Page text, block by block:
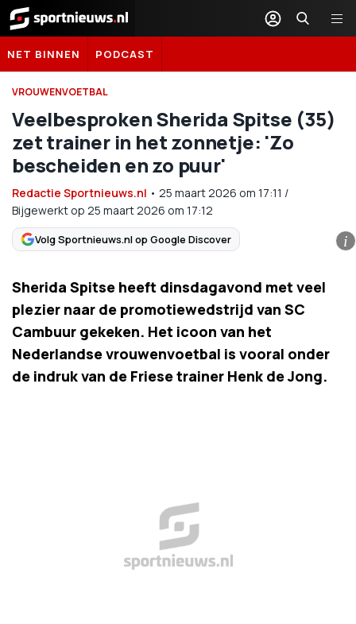
Sportnieuws.nl
NET BINNEN PODCAST
VROUWENVOETBAL
Veelbesproken Sherida Spitse (35)
zet trainer in het zonnetje: 'Zo
bescheiden en zo puur'
Redactie Sportnieuws.nl • 25 maart 2026 om 17:11 /
Bijgewerkt op 25 maart 2026 om 17:12
Volg Sportnieuws.nl op Google Discover i
Sherida Spitse heeft dinsdagavond met veel
plezier naar de promotiewedstrijd van SC
Cambuur gekeken. Het icoon van het
Nederlandse vrouwenvoetbal is vooral onder
de indruk van de Friese trainer Henk de Jong.